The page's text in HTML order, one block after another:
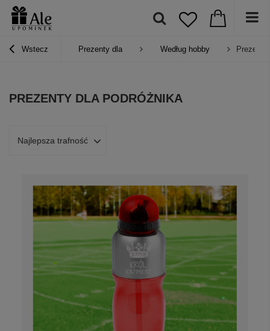
Wstecz Prezenty dla Według hobby
PREZENTY DLA PODRÓŻNIKA
Najlepsza trafność